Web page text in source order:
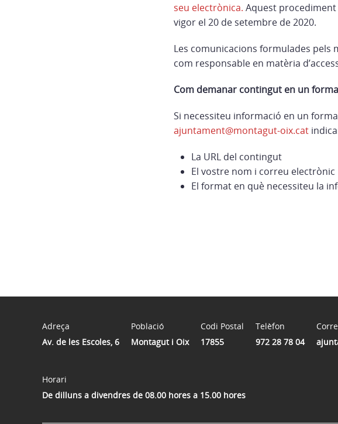
seu electrònica. Aquest procediment
vigor el 20 de setembre de 2020.
Les comunicacions formulades pels
com responsable en matèria
Com demanar contingut en un
Si necessiteu informació en un
ajuntament@montagut-oix.cat
La URL del contingut
El vostre nom i correu electrònic
El format en què necessiteu la
Adreça
Av. de les Escoles, 6
Població
Montagut i Oix
Codi Postal
17855
Telèfon
972 28 78 04
Horari
De dilluns a divendres de 08.00 hores a 15.00 hores